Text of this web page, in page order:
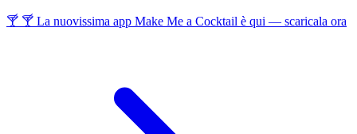
🍸 🍸 La nuovissima app Make Me a Cocktail è qui — scaricala ora